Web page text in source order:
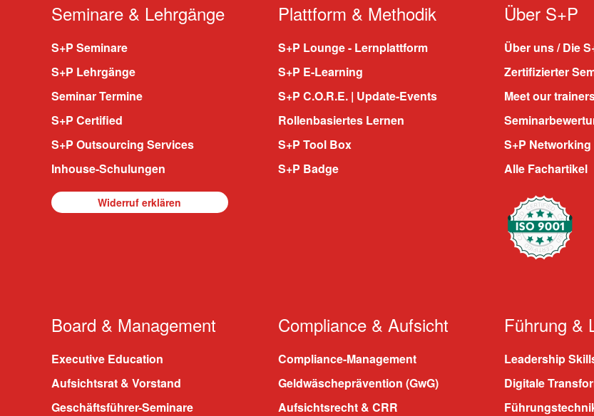
Seminare & Lehrgänge
S+P Seminare
S+P Lehrgänge
Seminar Termine
S+P Certified
S+P Outsourcing Services
Inhouse-Schulungen
Widerruf erklären
Plattform & Methodik
S+P Lounge - Lernplattform
S+P E-Learning
S+P C.O.R.E. | Update-Events
Rollenbasiertes Lernen
S+P Tool Box
S+P Badge
Über S+P
Über uns / Die
Zertifizierter
Meet our
S+P Networking
Alle Fachartikel
Board & Management
Executive Education
Aufsichtsrat & Vorstand
Geschäftsführer-Seminare
Compliance & Aufsicht
Compliance-Management
Geldwäscheprävention (GwG)
Aufsichtsrecht & CRR
Führung &
Leadership
Digitale